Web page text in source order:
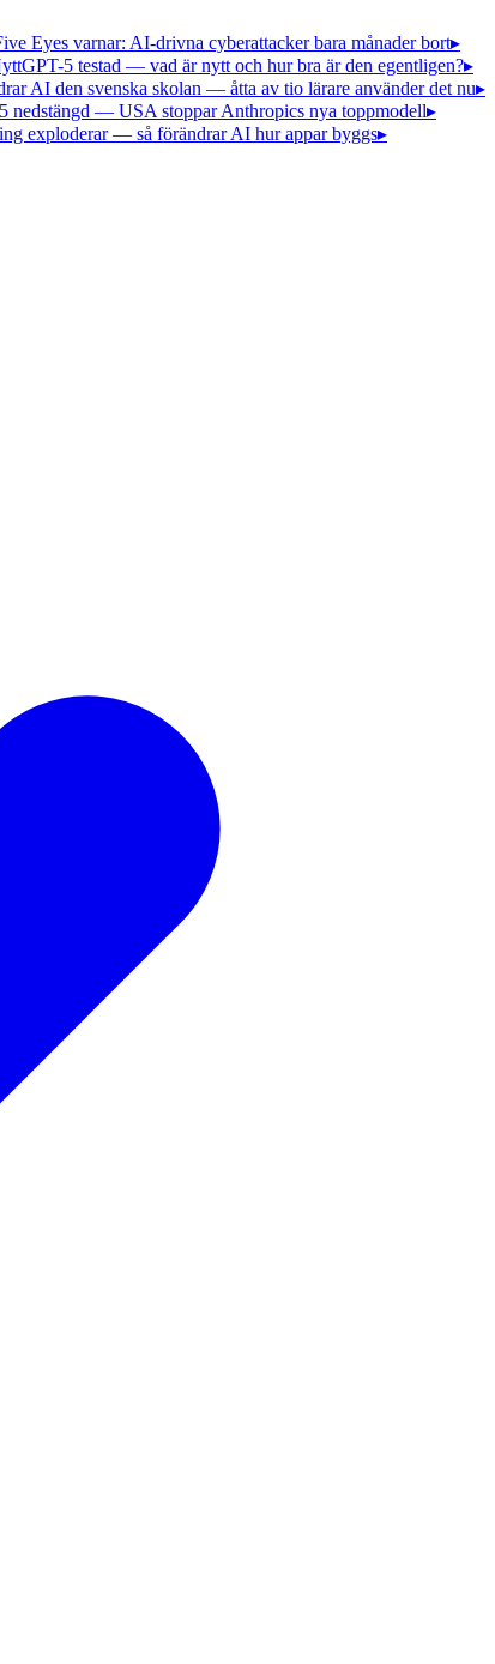
Eyes varnar: AI-drivna cyberattacker bara månader bort▸
GPT-5 testad — vad är nytt och hur bra är den egentligen?▸
AI den svenska skolan — åtta av tio lärare använder det nu▸
nedstängd — USA stoppar Anthropics nya toppmodell▸
exploderar — så förändrar AI hur appar byggs▸